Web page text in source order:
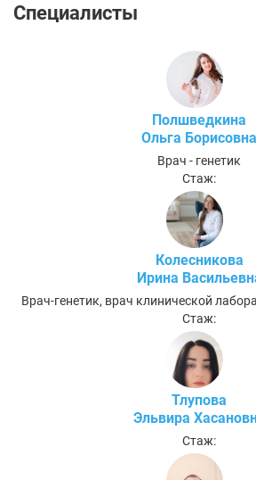
Специалисты
Полшведкина
Ольга Борисовна
Врач - генетик
Стаж:
Колесникова
Ирина
Врач-генетик, врач клинической
Стаж:
Тлупова
Эльвира
Стаж: